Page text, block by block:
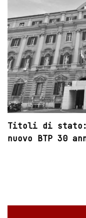
Titoli di stato:
nuovo BTP 30